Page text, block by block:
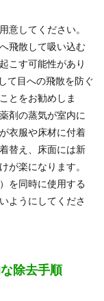
意してください。
飛散して吸い込む
こす可能性があり
て目への飛散を防ぐ
とをお勧めしま
剤の蒸気が室内に
衣服や床材に付着
替え、床面には新
が楽になります。
を同時に使用する
ようにしてくださ
除去手順